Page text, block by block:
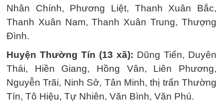
Nhân Chính, Phương Liệt, Thanh Xuân Bắc,
Thanh Xuân Nam, Thanh Xuân Trung, Thượng
Đình.
Huyện Thường Tín (13 xã): Dũng Tiến, Duyên
Thái, Hiền Giang, Hồng Vân, Liên Phương,
Nguyễn Trãi, Ninh Sở, Tân Minh, thị trấn Thường
Tín, Tô Hiệu, Tự Nhiên, Văn Bình, Văn Phú.